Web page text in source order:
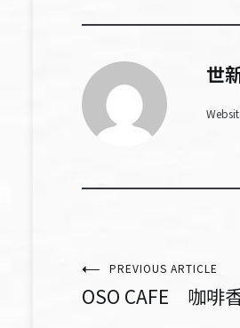
世
文PREVIOUS ARTICLE
OSO CAFE 咖啡